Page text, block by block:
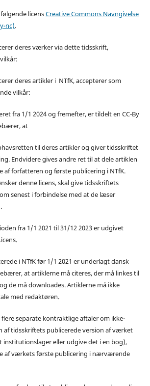
licensCreative Commons Navngivelse
nc).
deres værker via dette tidsskrift,
deres artikler i NTfK, accepterer som
vilkår:
fra 1/1 2024 og fremefter, er tildelt en CC-By
at
til deres artikler og giver tidsskriftet
Endvidere gives andre ret til at dele artiklen
af forfatteren og første publicering i NTfK.
denne licens, skal give tidsskriftets
senest i forbindelse med at de læser
fra 1/1 2021 til 31/12 2023 er udgivet
i NTfK før 1/1 2021 er underlagt dansk
at artiklerne må citeres, der må linkes til
de må downloades. Artiklerne må ikke
med redaktøren.
separate kontraktlige aftaler om ikke-
af tidsskriftets publicerede version af værket
institutionslager eller udgive det i en bog),
af værkets første publicering i nærværende